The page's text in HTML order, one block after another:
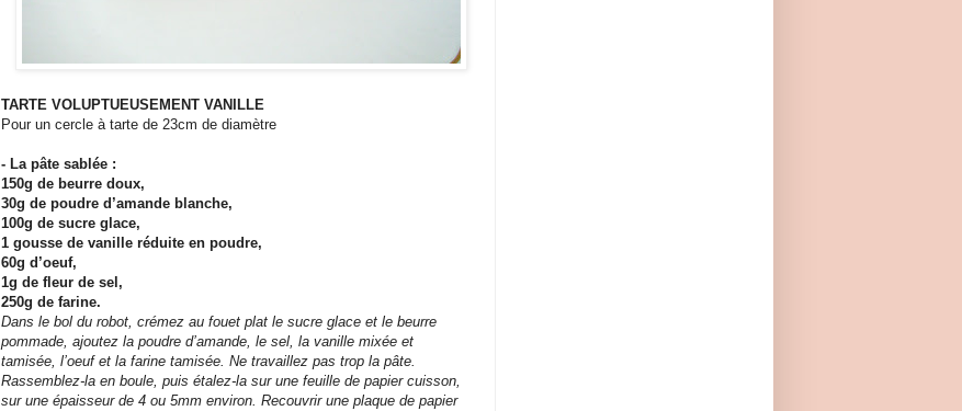
TARTE VOLUPTUEUSEMENT VANILLE
Pour un cercle à tarte de 23cm de diamètre
- La pâte sablée :
150g de beurre doux,
30g de poudre d’amande blanche,
100g de sucre glace,
1 gousse de vanille réduite en poudre,
60g d’oeuf,
1g de fleur de sel,
250g de farine.
Dans le bol du robot, crémez au fouet plat le sucre glace et le beurre
pommade, ajoutez la poudre d’amande, le sel, la vanille mixée et
tamisée, l’oeuf et la farine tamisée. Ne travaillez pas trop la pâte.
Rassemblez-la en boule, puis étalez-la sur une feuille de papier cuisson,
sur une épaisseur de 4 ou 5mm environ. Recouvrir une plaque de papier